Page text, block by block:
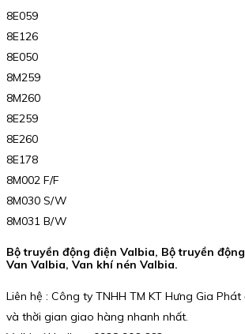
8E059
8E126
8E050
8M259
8M260
8E259
8E260
8E178
8M002 F/F
8M030 S/W
8M031 B/W
Bộ truyền động điện Valbia, Bộ truyền
Van Valbia, Van khí nén Valbia.
Liên hệ : Công ty TNHH TM KT Hưng Gia
và thời gian giao hàng nhanh nhất.